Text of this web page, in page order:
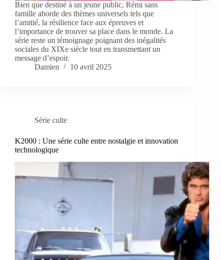
Bien que destiné à un jeune public, Rémi sans
famille aborde des thèmes universels tels que
l’amitié, la résilience face aux épreuves et
l’importance de trouver sa place dans le monde. La
série reste un témoignage poignant des inégalités
sociales du XIXe siècle tout en transmettant un
message d’espoir.
Damien
10 avril 2025
Série culte
K2000 : Une série culte entre nostalgie et innovation
technologique